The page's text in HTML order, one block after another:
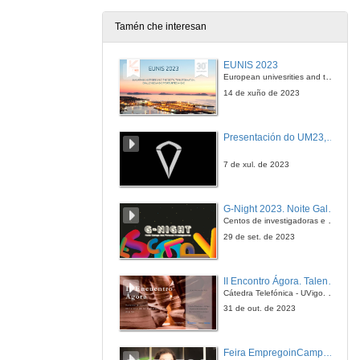
Are big corporations doing their homework... to fight climate change?
14 de xul. de 2023
Tamén che interesan
EUNIS 2023
European univesrities and the digital transformation: challenges and opportunities ahead
14 de xuño de 2023
7 de xul. de 2023
G-Night 2023. Noite Galega das Persoas Investigadoras. Conciencias creativas
Centos de investigadoras e investigadores, decenas de actividades e sete cidades
29 de set. de 2023
Cátedra Telefónica - UVigo. Espazos de innovación
31 de out. de 2023
Feira EmpregoinCampus Vigo 2024